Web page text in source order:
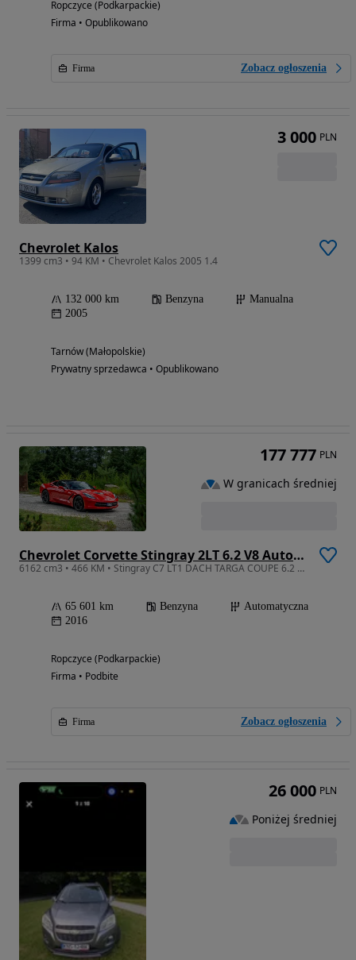
Ropczyce (Podkarpackie)
Firma • Opublikowano
Firma Zobacz ogłoszenia
Chevrolet Kalos
1399 cm3 • 94 KM • Chevrolet Kalos 2005 1.4
132 000 km Benzyna
Manualna
2005
Tarnów (Małopolskie)
Prywatny sprzedawca • Opublikowano
3 000 PLN
Chevrolet Corvette Stingray 2LT 6.2 V8 Automatik
6162 cm3 • 466 KM • Stingray C7 LT1 DACH TARGA COUPE 6.2 V8 462KM / RWD / 2016 / FV MARŻA
65 601 km Benzyna
Automatyczna
2016
Ropczyce (Podkarpackie)
Firma • Podbite
Firma Zobacz ogłoszenia
177 777 PLN
W granicach średniej
26 000 PLN
Poniżej średniej